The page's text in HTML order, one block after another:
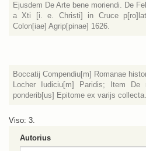
Ejusdem De Arte bene moriendi. De
a Xti [i. e. Christi] in Cruce
Colon[iae] Agrip[pinae] 1626.
Boccatij Compendiu[m] Romanae
Locher Iudiciu[m] Paridis; Item
ponderib[us] Epitome ex varijs
Viso: 3.
Autorius